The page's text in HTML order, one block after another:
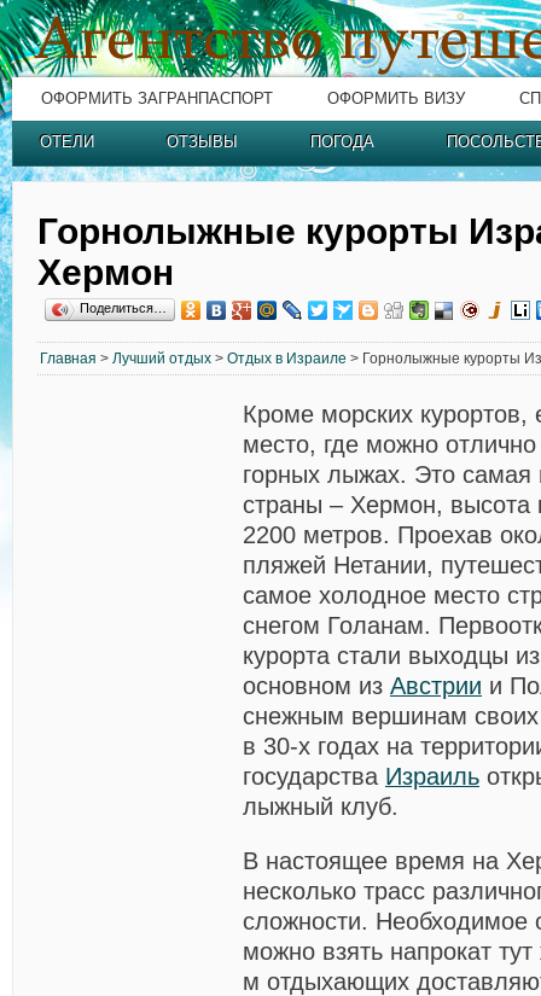
ОФОРМИТЬ ЗАГРАНПАСПОРТ ОФОРМИТЬ ВИЗУ
ОТЕЛИ ОТЗЫВЫ ПОГОДА
Горнолыжные курорты
Хермон
Поделиться…
Главная > Лучший отдых > Отдых в Израиле > Горнолыжные курорты
Кроме морских курортов,
место, где можно отлично
горных лыжах. Это самая
страны – Хермон, высота
2200 метров. Проехав
пляжей Нетании,
самое холодное место
снегом Голанам.
курорта стали выходцы
основном из Австрии и
снежным вершинам своих
в 30-х годах на
государства Израиль
лыжный клуб.
В настоящее время на
несколько трасс
сложности. Необходимое
можно взять напрокат
м отдыхающих